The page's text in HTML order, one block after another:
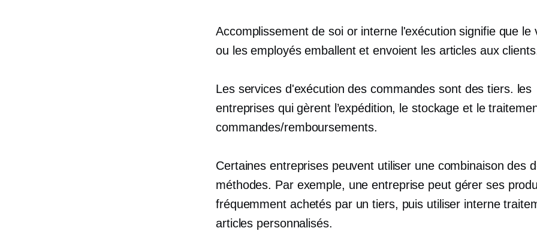
Accomplissement de soior internel'exécution signifie que le
ou les employés emballent et envoient les articles aux
Les services d'exécution des commandes sont des tiers. les
entreprises qui gèrent l’expédition, le stockage et le
commandes/remboursements.
Certaines entreprises peuvent utiliser une combinaison des
méthodes. Par exemple, une entreprise peut gérer ses
fréquemment achetés par un tiers, puis utiliser interne
articles personnalisés.